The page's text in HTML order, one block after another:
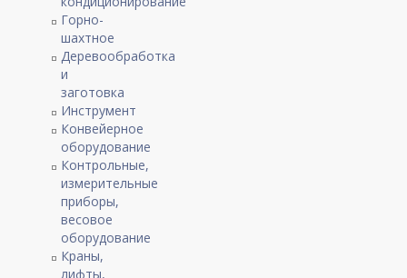
Горно-
шахтное
Деревообработка
и
заготовка
Инструмент
Конвейерное
оборудование
Контрольные,
измерительные
приборы,
весовое
оборудование
Краны,
лифты,